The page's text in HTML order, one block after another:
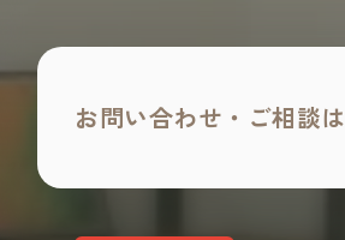
お問い合わせ・ご相談は